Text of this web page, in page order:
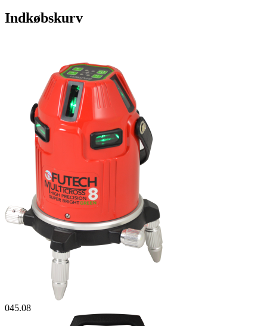
Indkøbskurv
045.08